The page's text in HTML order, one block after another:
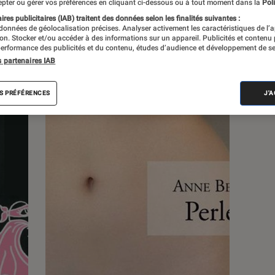
ou gérer vos préférences en cliquant ci-dessous ou à tout moment dans la
publicitaires (IAB) traitent des données selon les finalités suivantes :
de géolocalisation précises. Analyser activement les caractéristiques de
Stocker et/ou accéder à des informations sur un appareil. Publicités et contenu
des publicités et du contenu, études d’audience et développement de
partenaires IAB
PRÉFÉRENCES